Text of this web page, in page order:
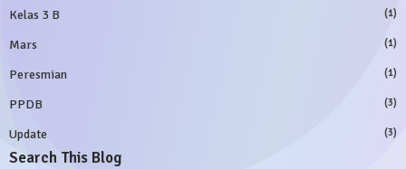
Kelas 3 B (1)
Mars (1)
Peresmian (1)
PPDB (3)
Update (3)
Search This Blog